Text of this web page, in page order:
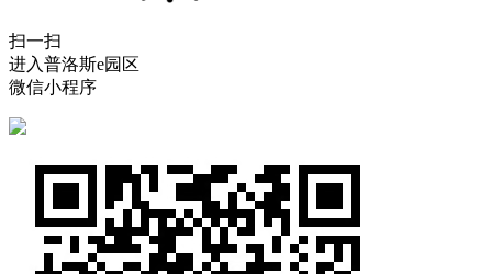
扫一扫
进入普洛斯e园区
微信小程序